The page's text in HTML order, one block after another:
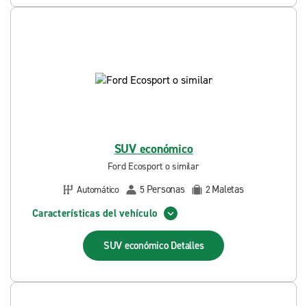
SUV económico
Ford Ecosport o similar
Automático
5 Personas 2Maletas
Características del vehículo
SUV económico Detalles